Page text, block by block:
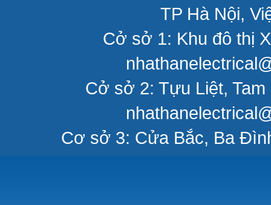
TP Hà Nội,
Cở sở 1: Khu đô thị
Cở sở 2: Tựu Liệt,
Cơ sở 3: Cửa Bắc, Ba